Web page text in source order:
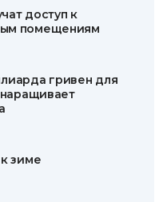
доступ к
помещениям
гривен для
зиме